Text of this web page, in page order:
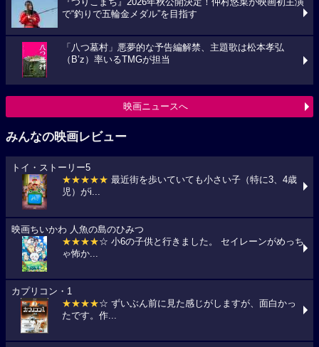
『つりこまち』2026年秋公開決定！仲村悠菜が映画初主演
で“釣りで五輪金メダル”を目指す
「八つ墓村」悪夢的な予告編解禁、主題歌は松本孝弘
（B’z）率いるTMGが担当
映画ニュースへ
みんなの映画レビュー
トイ・ストーリー5
★★★★★ 最近街を歩いていても小さい子（特に3、4歳
児）がi...
映画ちいかわ 人魚の島のひみつ
★★★★☆ 小6の子供と行きました。 セイレーンがめっち
ゃ怖か...
カプリコン・1
★★★★☆ ずいぶん前に見た感じがしますが、面白かっ
たです。作...